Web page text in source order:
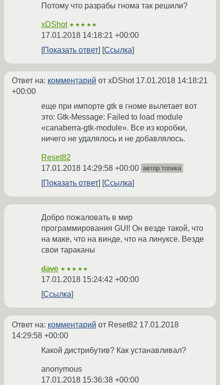
Потому что разрабы гнома так решили?
xDShot ★★★★★
17.01.2018 14:18:21 +00:00
Показать ответ
Ссылка
Ответ на: комментарий от xDShot 17.01.2018 14:18:21
+00:00
еще при импорте gtk в гноме вылетает вот
это: Gtk-Message: Failed to load module
«canaberra-gtk-module». Все из коробки,
ничего не удалялось и не добавлялось.
Reset82
17.01.2018 14:29:58 +00:00 автор топика
Показать ответ Ссылка
Добро пожаловать в мир
программирования GUI! Он везде такой, что
на маке, что на винде, что на линуксе. Везде
свои тараканы
dave ★★★★★
17.01.2018 15:24:42 +00:00
Ссылка
Ответ на: комментарий от Reset82 17.01.2018
14:29:58 +00:00
Какой дистрибутив? Как устанавливал?
anonymous
17.01.2018 15:36:38 +00:00